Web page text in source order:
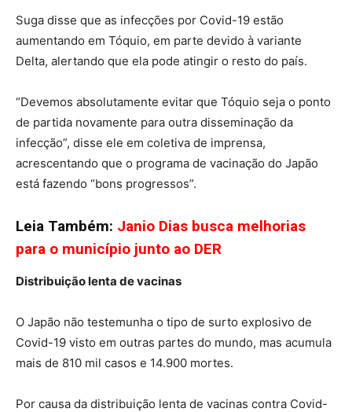
Suga disse que as infecções por Covid-19 estão
aumentando em Tóquio, em parte devido à variante
Delta, alertando que ela pode atingir o resto do país.
“Devemos absolutamente evitar que Tóquio seja o ponto
de partida novamente para outra disseminação da
infecção”, disse ele em coletiva de imprensa,
acrescentando que o programa de vacinação do Japão
está fazendo “bons progressos”.
Leia Também: Janio Dias busca melhorias
para o município junto ao DER
Distribuição lenta de vacinas
O Japão não testemunha o tipo de surto explosivo de
Covid-19 visto em outras partes do mundo, mas acumula
mais de 810 mil casos e 14.900 mortes.
Por causa da distribuição lenta de vacinas contra Covid-